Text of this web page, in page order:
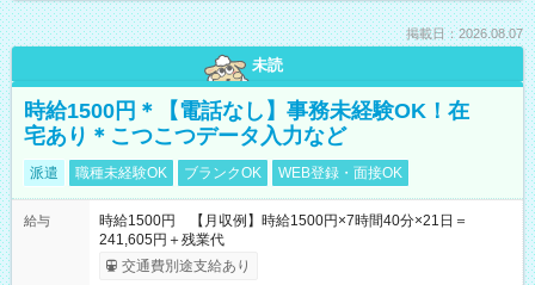
掲載日：2026.08.07
未読
時給1500円＊【電話なし】事務未経験OK！在
宅あり＊こつこつデータ入力など
派遣 職種未経験OK ブランクOK WEB登録・面接OK
給与
時給1500円 【月収例】時給1500円×7時間40分×21日＝
241,605円＋残業代
交通費別途支給あり